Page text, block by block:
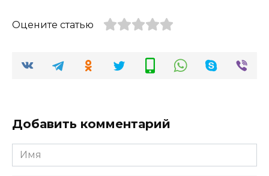
Оцените статью
Добавить комментарий
Имя
*